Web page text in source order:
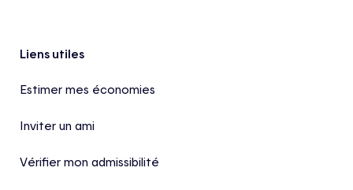
Pied de page
Liens utiles
Estimer mes économies
Inviter un ami
Vérifier mon admissibilité